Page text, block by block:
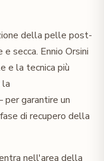
della pelle post-
secca. Ennio Orsini
e la tecnica più
la
garantire un
di recupero della
nell'area della